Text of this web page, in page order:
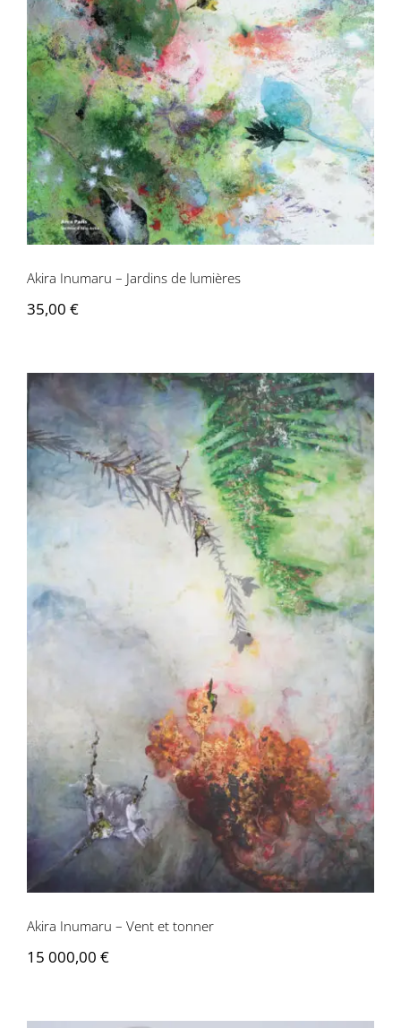
Akira Inumaru – Jardins de lumières
Akira Inumaru – Jardins de lumières
35,00 €
Akira Inumaru – Vent et tonner
Akira Inumaru – Vent et tonner
15 000,00 €